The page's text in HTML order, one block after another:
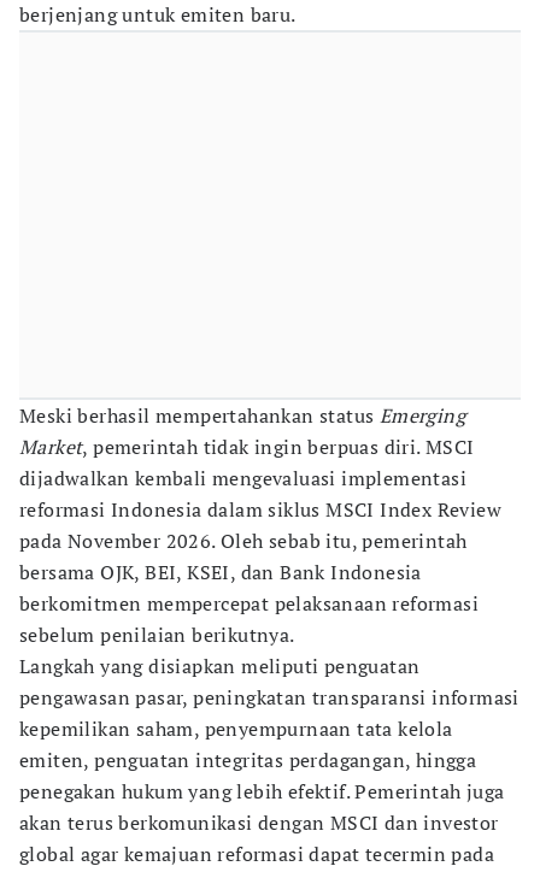
berjenjang untuk emiten baru.
Meski berhasil mempertahankan status Emerging
Market, pemerintah tidak ingin berpuas diri. MSCI
dijadwalkan kembali mengevaluasi implementasi
reformasi Indonesia dalam siklus MSCI Index Review
pada November 2026. Oleh sebab itu, pemerintah
bersama OJK, BEI, KSEI, dan Bank Indonesia
berkomitmen mempercepat pelaksanaan reformasi
sebelum penilaian berikutnya.
Langkah yang disiapkan meliputi penguatan
pengawasan pasar, peningkatan transparansi informasi
kepemilikan saham, penyempurnaan tata kelola
emiten, penguatan integritas perdagangan, hingga
penegakan hukum yang lebih efektif. Pemerintah juga
akan terus berkomunikasi dengan MSCI dan investor
global agar kemajuan reformasi dapat tecermin pada